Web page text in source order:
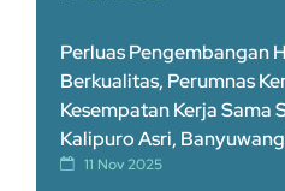
Perluas Pengembangan
Berkualitas, Perumnas
Kesempatan Kerja Sama
Kalipuro Asri,
11 Nov 2025